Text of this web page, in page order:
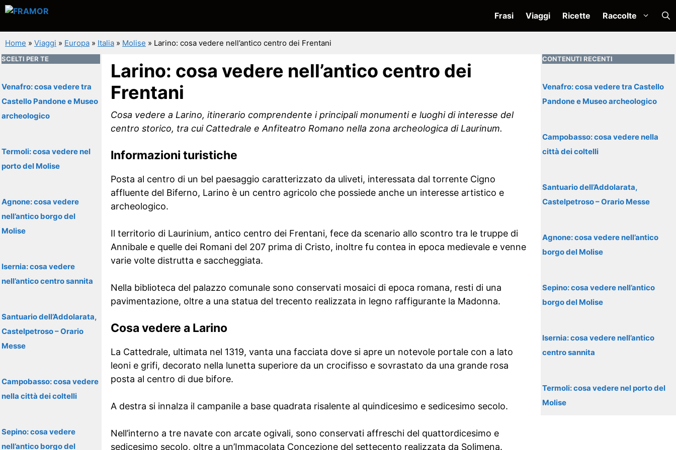
Vai
contenuto
Frasi Viaggi Ricette Raccolte
Home » Viaggi » Europa » Italia » Molise » Larino: cosa vedere nell’antico centro dei Frentani
Larino: cosa vedere nell’antico centro dei
Frentani
Cosa vedere a Larino, itinerario comprendente i principali monumenti e luoghi di interesse del
centro storico, tra cui Cattedrale e Anfiteatro Romano nella zona archeologica di Laurinum.
Informazioni turistiche
Posta al centro di un bel paesaggio caratterizzato da uliveti, interessata dal torrente Cigno
affluente del Biferno, Larino è un centro agricolo che possiede anche un interesse artistico e
archeologico.
Il territorio di Laurinium, antico centro dei Frentani, fece da scenario allo scontro tra le truppe di
Annibale e quelle dei Romani del 207 prima di Cristo, inoltre fu contea in epoca medievale e venne
varie volte distrutta e saccheggiata.
Nella biblioteca del palazzo comunale sono conservati mosaici di epoca romana, resti di una
pavimentazione, oltre a una statua del trecento realizzata in legno raffigurante la Madonna.
Cosa vedere a Larino
La Cattedrale, ultimata nel 1319, vanta una facciata dove si apre un notevole portale con a lato
leoni e grifi, decorato nella lunetta superiore da un crocifisso e sovrastato da una grande rosa
posta al centro di due bifore.
A destra si innalza il campanile a base quadrata risalente al quindicesimo e sedicesimo secolo.
Nell’interno a tre navate con arcate ogivali, sono conservati affreschi del quattordicesimo e
sedicesimo secolo, oltre a un’Immacolata Concezione del settecento realizzata da Solimena.
SCELTI PER TE
Venafro: cosa vedere tra
Castello Pandone e Museo
archeologico
Termoli: cosa vedere nel
porto del Molise
Agnone: cosa vedere
nell’antico borgo del
Molise
Isernia: cosa vedere
nell’antico centro sannita
Santuario dell’Addolarata,
Castelpetroso – Orario
Messe
Campobasso: cosa vedere
nella città dei coltelli
Sepino: cosa vedere
nell’antico borgo del
CONTENUTI RECENTI
Venafro: cosa vedere tra Castello
Pandone e Museo archeologico
Campobasso: cosa vedere nella
città dei coltelli
Santuario dell’Addolarata,
Castelpetroso – Orario Messe
Agnone: cosa vedere nell’antico
borgo del Molise
Sepino: cosa vedere nell’antico
borgo del Molise
Isernia: cosa vedere nell’antico
centro sannita
Termoli: cosa vedere nel porto del
Molise